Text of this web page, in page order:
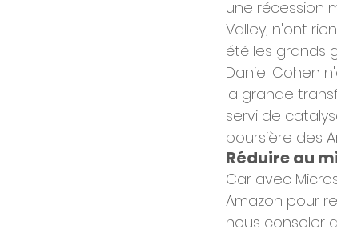
une récession
Valley, n'ont
été les grands
Daniel Cohen
la grande
servi de
boursière des
Réduire au
Car avec
Amazon pour
nous consoler